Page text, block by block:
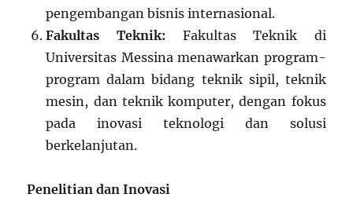
pengembangan bisnis internasional.
Fakultas Teknik: Fakultas Teknik di
Universitas Messina menawarkan program-
program dalam bidang teknik sipil, teknik
mesin, dan teknik komputer, dengan fokus
pada inovasi teknologi dan solusi
berkelanjutan.
Penelitian dan Inovasi